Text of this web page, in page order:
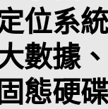
位系
數據
態硬